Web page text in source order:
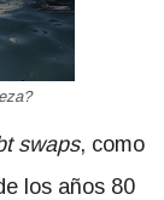
swaps, como
los años 80